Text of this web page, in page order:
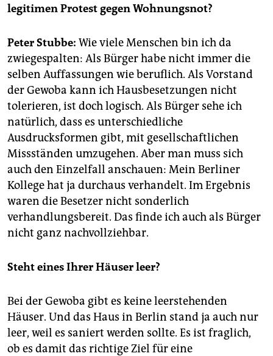
legitimen Protest gegen Wohnungsnot?
Peter Stubbe: Wie viele Menschen bin ich da
zwiegespalten: Als Bürger habe nicht immer die
selben Auffassungen wie beruflich. Als Vorstand
der Gewoba kann ich Hausbesetzungen nicht
tolerieren, ist doch logisch. Als Bürger sehe ich
natürlich, dass es unterschiedliche
Ausdrucksformen gibt, mit gesellschaftlichen
Missständen umzugehen. Aber man muss sich
auch den Einzelfall anschauen: Mein Berliner
Kollege hat ja durchaus verhandelt. Im Ergebnis
waren die Besetzer nicht sonderlich
verhandlungsbereit. Das finde ich auch als Bürger
nicht ganz nachvollziehbar.
Steht eines Ihrer Häuser leer?
Bei der Gewoba gibt es keine leerstehenden
Häuser. Und das Haus in Berlin stand ja auch nur
leer, weil es saniert werden sollte. Es ist fraglich,
ob es damit das richtige Ziel für eine